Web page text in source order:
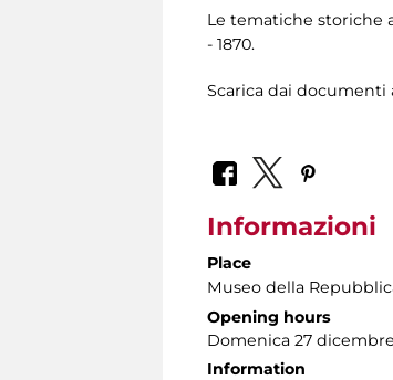
Le tematiche storiche
- 1870.
Scarica dai
Informazioni
Place
Museo della
Opening hours
Domenica 27
Information